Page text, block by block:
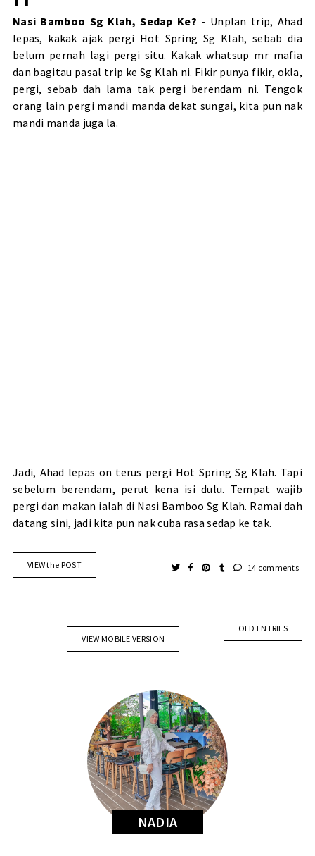
Nasi Bamboo Sg Klah, Sedap Ke? - Unplan trip, Ahad
lepas, kakak ajak pergi Hot Spring Sg Klah, sebab dia
belum pernah lagi pergi situ. Kakak whatsup mr mafia
dan bagitau pasal trip ke Sg Klah ni. Fikir punya fikir, okla,
pergi, sebab dah lama tak pergi berendam ni. Tengok
orang lain pergi mandi manda dekat sungai, kita pun nak
mandi manda juga la.
Jadi, Ahad lepas on terus pergi Hot Spring Sg Klah. Tapi
sebelum berendam, perut kena isi dulu. Tempat wajib
pergi dan makan ialah di Nasi Bamboo Sg Klah. Ramai dah
datang sini, jadi kita pun nak cuba rasa sedap ke tak.
VIEW the POST 14 comments
OLD ENTRIES
VIEW MOBILE VERSION
NADIA